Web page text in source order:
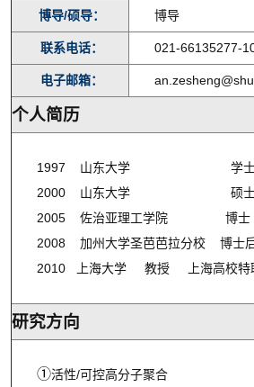
博导/硕导： 博导
联系电话： 021-66135277-
电子邮箱：
个人简历
1997 山东大学 学
2000 山东大学 硕
2005 佐治亚理工学院 博士
2008 加州大学圣芭芭拉分校 博士
2010 上海大学 教授 上海高校特聘
研究方向
①活性/可控高分子聚合